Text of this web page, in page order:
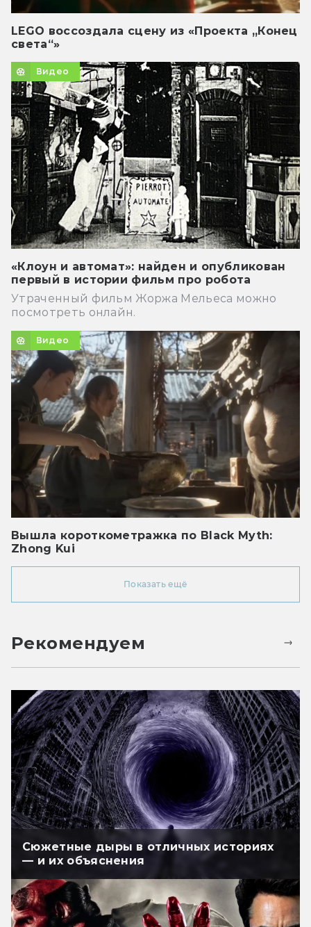
LEGO воссоздала сцену из «Проекта „Конец
света“»
Видео
«Клоун и автомат»: найден и опубликован
первый в истории фильм про робота
Утраченный фильм Жоржа Мельеса можно
посмотреть онлайн.
Видео
Вышла короткометражка по Black Myth:
Zhong Kui
Показать ещё
Рекомендуем
Сюжетные дыры в отличных историях
— и их объяснения